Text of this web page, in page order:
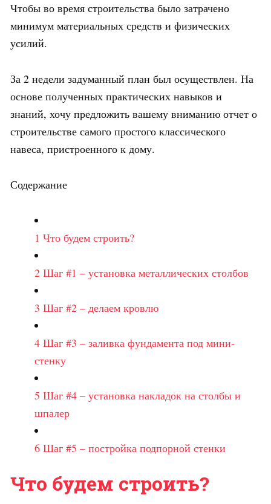
Чтобы во время строительства было затрачено
минимум материальных средств и физических
усилий.
За 2 недели задуманный план был осуществлен. На
основе полученных практических навыков и
знаний, хочу предложить вашему вниманию отчет о
строительстве самого простого классического
навеса, пристроенного к дому.
Содержание
1 Что будем строить?
2 Шаг #1 – установка металлических столбов
3 Шаг #2 – делаем кровлю
4 Шаг #3 – заливка фундамента под мини-
стенку
5 Шаг #4 – установка накладок на столбы и
шпалер
6 Шаг #5 – постройка подпорной стенки
Что будем строить?